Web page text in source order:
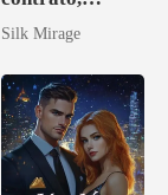
obsessão eterna
Silk Mirage